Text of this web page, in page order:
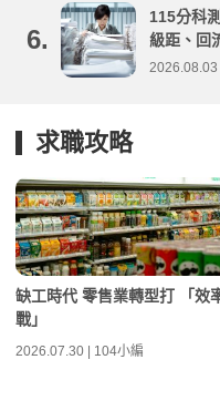
6.
115分科
級距、回
分析
2026.08.03
求職攻略
缺工時代 零售業轉型打 「效
戰」
2026.07.30 | 104小編